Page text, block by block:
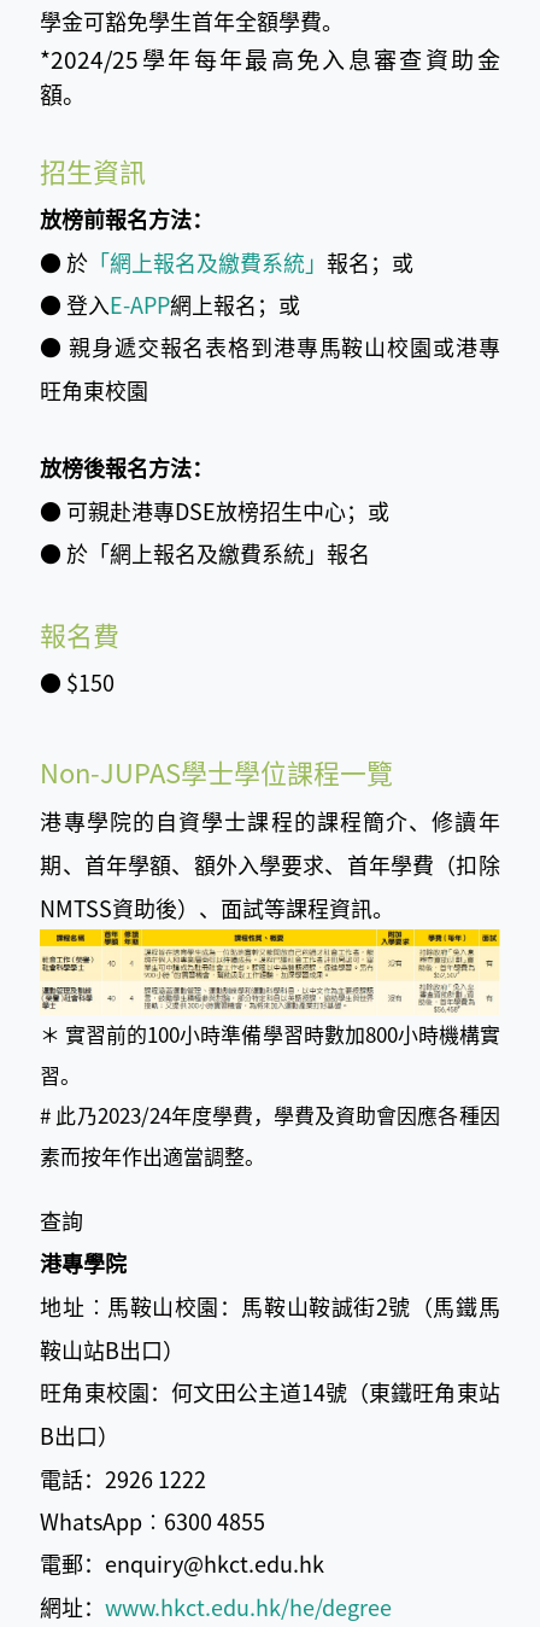
學金可豁免學生首年全額學費。
*2024/25學年每年最高免入息審查資助金
額。
招生資訊
放榜前報名方法：
● 於 「網上報名及繳費系統」報名；或
●登入 E-APP網上報名；或
●親身遞交報名表格到港專馬鞍山校園或港專
旺角東校園
放榜後報名方法：
● 可親赴港專DSE放榜招生中心；或
● 於「網上報名及繳費系統」報名
報名費
● $150
Non-JUPAS學士學位課程一覽
港專學院的自資學士課程的課程簡介、修讀年
期、首年學額、額外入學要求、首年學費 （扣除
NMTSS資助後）、面試等課程資訊。
＊ 實習前的100小時準備學習時數加800小時機構實
習。
# 此乃2023/24年度學費，學費及資助會因應各種因
素而按年作出適當調整。
查詢
港專學院
地址︰馬鞍山校園：馬鞍山鞍誠街2號（馬鐵馬
鞍山站B出口）
旺角東校園：何文田公主道14號（東鐵旺角東站
B出口）
電話：2926 1222
WhatsApp︰6300 4855
電郵：enquiry@hkct.edu.hk
網址：www.hkct.edu.hk/he/degree